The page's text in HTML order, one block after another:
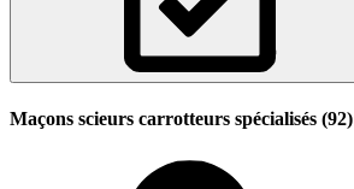
Maçons scieurs carrotteurs spécialisés (92)